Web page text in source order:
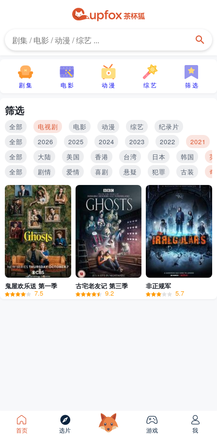
剧 集 电 影 动 漫 综 艺 筛 选
筛选
全部 电视剧 电影 动漫 综艺
纪录片
全部
2026 2025 2024 2023 2022
2021
全部
大陆 美国 香港 台湾 日本 韩国
全部
剧情 爱情 喜剧 悬疑 犯罪 古装
鬼屋欢乐送 第一季
7.5
古宅老友记 第三季
9.2
非正规军
5.7
首页 选片 游戏 我